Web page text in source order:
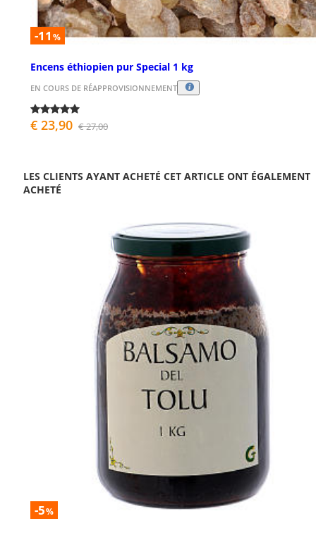
-11 %
Encens éthiopien pur Special 1 kg
EN COURS DE RÉAPPROVISIONNEMENT
€ 23,90 € 27,00
LES CLIENTS AYANT ACHETÉ CET ARTICLE ONT ÉGALEMENT
ACHETÉ
-5%